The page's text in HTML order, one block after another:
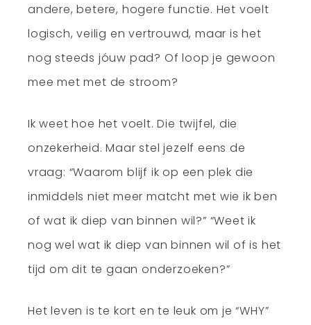
andere, betere, hogere functie. Het voelt
logisch, veilig en vertrouwd, maar is het
nog steeds jóuw pad? Of loop je gewoon
mee met met de stroom?
Ik weet hoe het voelt. Die twijfel, die
onzekerheid. Maar stel jezelf eens de
vraag: “Waarom blijf ik op een plek die
inmiddels niet meer matcht met wie ik ben
of wat ik diep van binnen wil?” “Weet ik
nog wel wat ik diep van binnen wil of is het
tijd om dit te gaan onderzoeken?”
Het leven is te kort en te leuk om je “WHY”